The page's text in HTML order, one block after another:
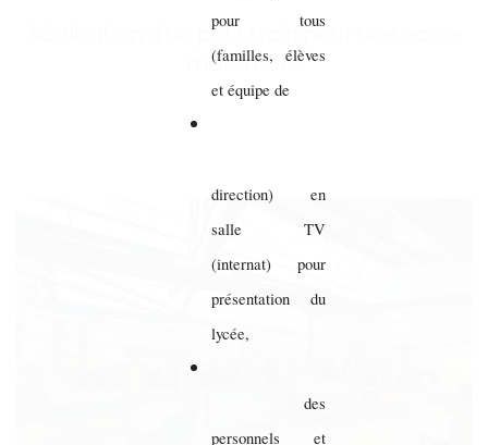
pour tous
(familles, élèves
et équipe de
direction) en
salle TV
(internat) pour
présentation du
lycée,
des
personnels et
Réalisation d'un petit train pour une école
maternelle